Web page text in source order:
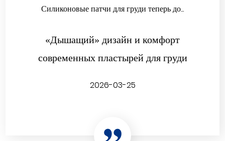
Силиконовые патчи для груди теперь до...
«Дышащий» дизайн и комфорт
современных пластырей для груди
2026-03-25